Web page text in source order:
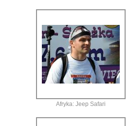
Afryka: Jeep Safari